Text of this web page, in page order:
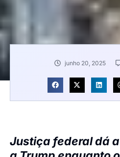
junho 20, 2025
Justiça federal dá